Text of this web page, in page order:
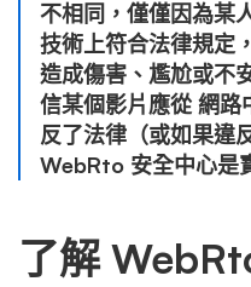
不相同，僅僅因為某
技術上符合法律規定
造成傷害、尷尬或不
信某個影片應從 網路
反了法律（或如果違
WebRto 安全中心是
了解